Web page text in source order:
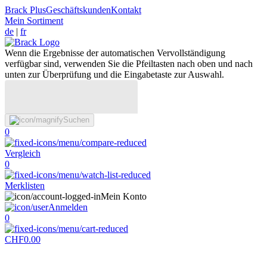
Brack PlusGeschäftskundenKontakt
Mein Sortiment
de | fr
Wenn die Ergebnisse der automatischen Vervollständigung
verfügbar sind, verwenden Sie die Pfeiltasten nach oben und nach
unten zur Überprüfung und die Eingabetaste zur Auswahl.
Suchen
0
Vergleich
0
Merklisten
Mein Konto
Anmelden
0
CHF0.00